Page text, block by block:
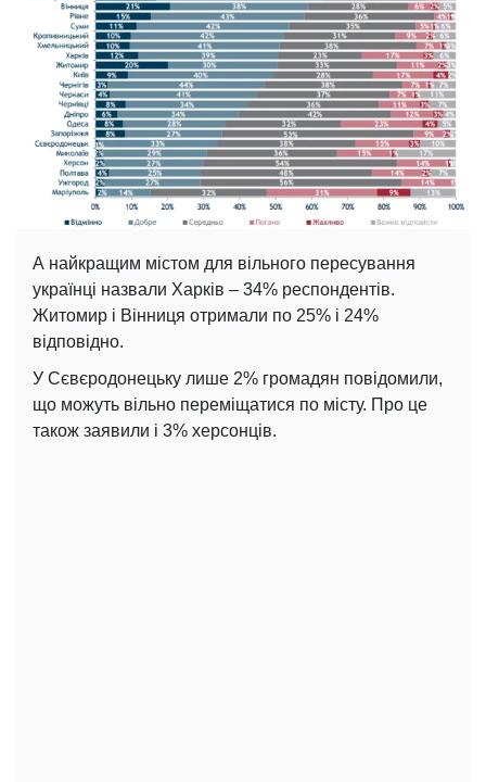
А найкращим містом для вільного пересування
українці назвали Харків – 34% респондентів.
Житомир і Вінниця отримали по 25% і 24%
відповідно.
У Сєвєродонецьку лише 2% громадян повідомили,
що можуть вільно переміщатися по місту. Про це
також заявили і 3% херсонців.